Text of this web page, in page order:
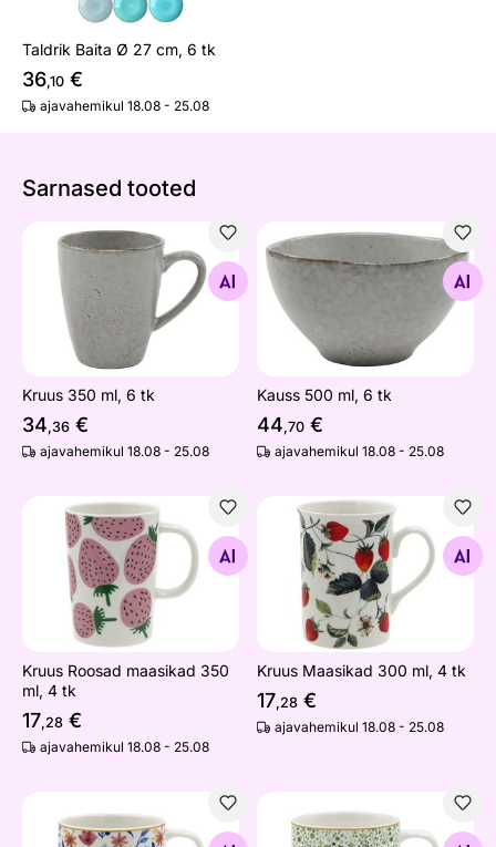
Taldrik Baita Ø 27 cm, 6 tk
36,10 €
ajavahemikul 18.08 - 25.08
Sarnased tooted
Kruus 350 ml, 6 tk
Otsi sarnaseid
Kruus 350 ml, 6 tk
34,36 €
ajavahemikul 18.08 - 25.08
Kauss 500 ml, 6 tk
Kauss 500 ml, 6 tk
44,70 €
ajavahemikul 18.08 - 25.08
Kruus Roosad maasikad 350 ml, 4 tk
Otsi sarnaseid
Kruus Roosad maasikad 350
ml, 4 tk
17,28 €
ajavahemikul 18.08 - 25.08
Kruus Maasikad 300 ml, 4 tk
Otsi sarnaseid
Kruus Maasikad 300 ml, 4 tk
17,28 €
ajavahemikul 18.08 - 25.08
Kruus Lilled 400 ml, 2 tk Kruus Rohelus 400 ml, 2 tk